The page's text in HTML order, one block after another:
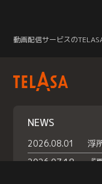
動画配信サービスの
NEWS
2026.08.01
2026.07.18